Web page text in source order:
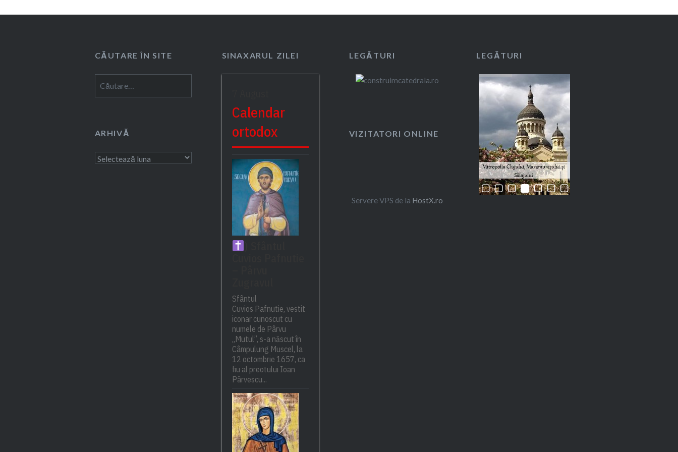
CĂUTARE ÎN SITE
după:
SINAXARUL ZILEI
Calendar
ortodox
Sfântul
Cuvios Pafnutie, vestit
iconar cunoscut cu
numele de Pârvu
„Mutul”, s-a născut în
Câmpulung Muscel, la
12 octombrie 1657, ca
fiu al preotului Ioan
Pârvescu...
LEGĂTURI LEGĂTURI
ARHIVĂ
Arhivă
VIZITATORI ONLINE
Servere VPS de la HostX.ro